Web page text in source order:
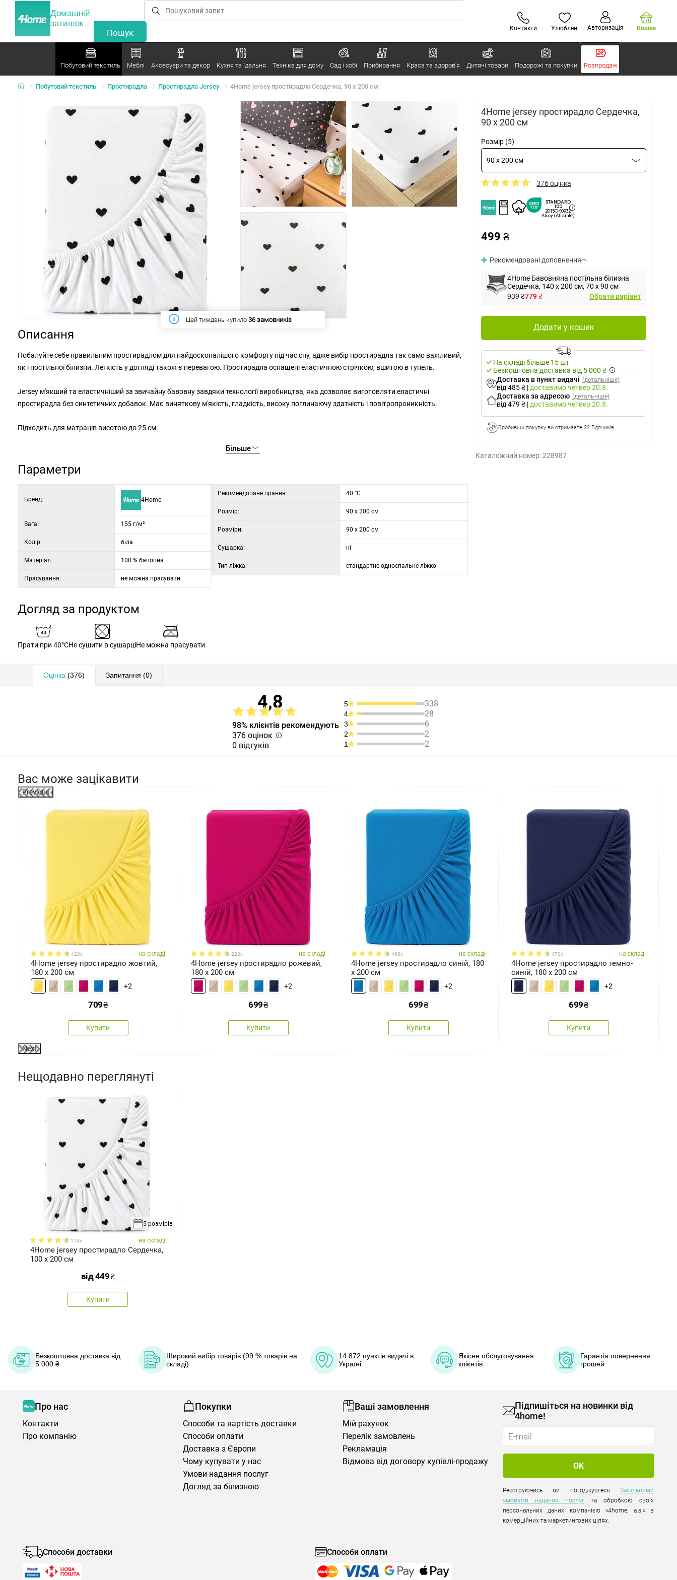
Домашній
затишок
Контакти Улюблені Авторизація Кошик
Побутовий текстиль Меблі Аксесуари та декор Кухня та їдальня Техніка для дому Сад і хобі Прибирання Краса та здоров’я Дитячі товари Подорожі та покупки Розпродаж
Побутовий текстиль Простирадла Простирадла Jersey 4Home jersey простирадло Сердечка, 90 x 200 см
Цей тиждень купило 36 замовників
4Home jersey простирадло Сердечка,
90 x 200 см
Розмір (5)
90 x 200 см
376 оцінка
STANDARD
100
2015OK0932
Alcoy (Alicante)
499 ₴
Рекомендовані доповнення
4Home Бавовняна постільна білизна
Сердечка, 140 x 200 см, 70 x 90 см
939 ₴779 ₴ Обрати варіант
Додати у кошик
На складі більше 15 шт
Безкоштовна доставка від 5 000 ₴
Доставка в пункт видачі (детальніше)
від 485 ₴ | доставимочетвер 20.8.
Доставка за адресою (детальніше)
від 479 ₴ | доставимочетвер 20.8.
Зробивши покупку ви отримаєте 22 Вдячиків
Каталожний номер:228987
Описання
Побалуйте себе правильним простирадлом для найдосконалішого комфорту під час сну, адже вибір простирадла так само важливий,
як і постільної білизни. Легкість у догляді також є перевагою. Простирадла оснащені еластичною стрічкою, вшитою в тунель.
Jersey м'якший та еластичніший за звичайну бавовну завдяки технології виробництва, яка дозволяє виготовляти еластичні
простирадла без синтетичних добавок. Має виняткову м'якість, гладкість, високу поглинаючу здатність і повітропроникність.
Підходить для матраців висотою до 25 см.
Більше
Параметри
Бренд: 4Home
Вага: 155 г/м²
Колір: біла
Матеріал : 100 % бавовна
Прасування: не можна прасувати
Рекомендоване прання: 40 °C
Розмір: 90 x 200 см
Розміри: 90 x 200 см
Сушарка: ні
Тип ліжка: стандартне односпальне ліжко
Догляд за продуктом
Прати при 40°CНе сушити в сушарціНе можна прасувати
Оцінка (376) Запитання (0)
4,8
98% клієнтів рекомендують
376 оцінок
0 відгуків
5 338
4 28
3 6
2 2
1 2
Вас може зацікавити
Previous
428x на складі
4Home jersey простирадло жовтий,
180 x 200 см
+2
709₴
Купити
223x на складі
4Home jersey простирадло рожевий,
180 x 200 см
+2
699₴
Купити
480x на складі
4Home jersey простирадло синій, 180
x 200 см
+2
699₴
Купити
470x на складі
4Home jersey простирадло темно-
синій, 180 x 200 см
+2
699₴
Купити
Next
Нещодавно переглянуті
5 розмірів
114x на складі
4Home jersey простирадло Сердечка,
100 x 200 см
від449₴
Купити
Безкоштовна доставка від
5 000 ₴
Широкий вибір товарів (99 % товарів на
складі)
14 872 пунктів видачі в
Україні
Якісне обслуговування
клієнтів
Гарантія повернення
грошей
Про нас
Контакти
Про компанію
Покупки
Способи та вартість доставки
Способи оплати
Доставка з Європи
Чому купувати у нас
Умови надання послуг
Догляд за білизною
Ваші замовлення
Мій рахунок
Перелік замовлень
Рекламація
Відмова від договору купівлі-продажу
Підпишіться на новинки від
4home!
Реєструючись ви погоджуєтесяЗагальними
умовами надання послуг та обробкою своїх
персональних даних компанією «4home, a.s.» в
комерційних та маркетингових цілях.
Способи доставки Способи оплати